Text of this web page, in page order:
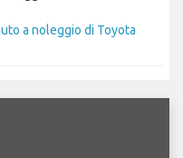
a noleggio di Toyota